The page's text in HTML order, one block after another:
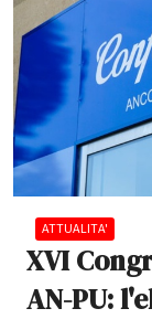
ATTUALITA'
XVI
AN-PU: